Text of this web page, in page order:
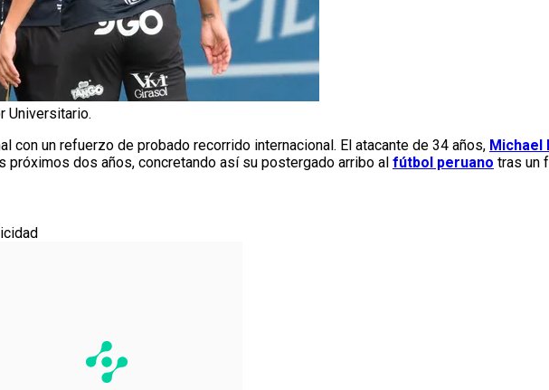
Universitario.
con un refuerzo de probado recorrido internacional. El atacante de 34 años, Michael
dos años, concretando así su postergado arribo al fútbol peruano tras un